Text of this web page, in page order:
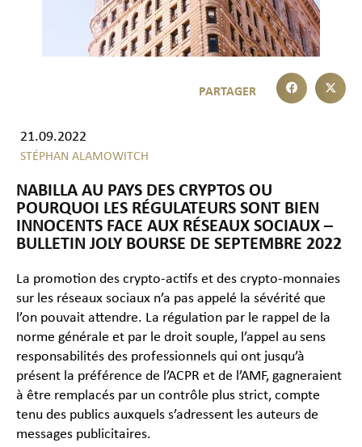
21.09.2022
STÉPHAN ALAMOWITCH
NABILLA AU PAYS DES CRYPTOS OU
POURQUOI LES RÉGULATEURS SONT BIEN
INNOCENTS FACE AUX RÉSEAUX SOCIAUX –
BULLETIN JOLY BOURSE DE SEPTEMBRE 2022
La promotion des crypto-actifs et des crypto-monnaies
sur les réseaux sociaux n’a pas appelé la sévérité que
l’on pouvait attendre. La régulation par le rappel de la
norme générale et par le droit souple, l’appel au sens
responsabilités des professionnels qui ont jusqu’à
présent la préférence de l’ACPR et de l’AMF, gagneraient
à être remplacés par un contrôle plus strict, compte
tenu des publics auxquels s’adressent les auteurs de
messages publicitaires.